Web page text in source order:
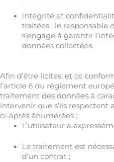
Intégrité et
traitées : le responsable
s’engage à garantir
données collectées.
Afin d’être licites, et ce
l’article 6 du règlement
traitement des données à
intervenir que s’ils respectent
ci-après énumérées :
L’utilisateur a
Le traitement est
d’un contrat ;